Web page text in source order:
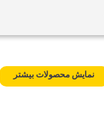
نمایش محصولات بیشتر